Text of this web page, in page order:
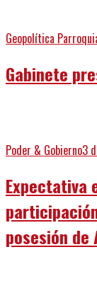
Geopolítica
Gabinete
Poder & Gobierno3
Expectativa
posesión de